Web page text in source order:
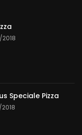
Speciale Pizza